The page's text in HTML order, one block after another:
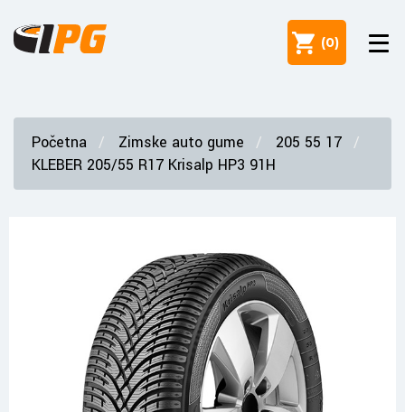
(0)
Početna Zimske auto gume
205 55 17
KLEBER 205/55 R17 Krisalp HP3 91H